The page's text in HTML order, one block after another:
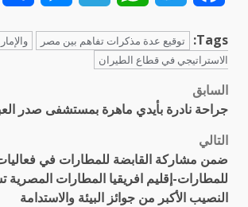
Tags: توقيع عدة مذكرات تفاهم بين مصر
الاستراتيجي في قطاع الطيران
تصفّح
المقالات
السابق
جراحة نادرة بأيدي ماهرة بمستشفى صدر
التالي
ضمن مشاركة القابضة للمطارات في
للمطارات-إقليم افريقيا المطارات
النصيب الأكبر من جوائز البيئة والاستدامة